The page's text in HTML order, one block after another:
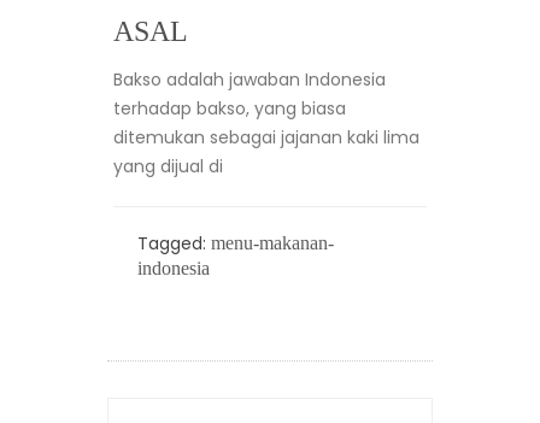
ASAL
Bakso adalah jawaban Indonesia
terhadap bakso, yang biasa
ditemukan sebagai jajanan kaki lima
yang dijual di
Tagged: menu-makanan-
indonesia